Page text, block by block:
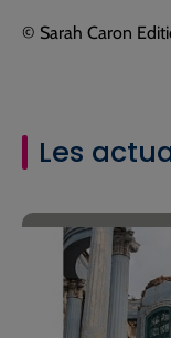
© Sarah Caron
Les